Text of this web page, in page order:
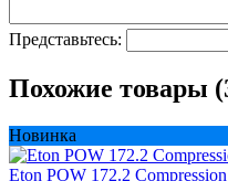
Представьтесь:
Похожие товары
Новинка
Eton POW 172.2 Compression